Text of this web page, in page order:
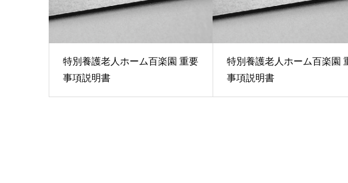
特別養護老人ホーム百楽園 重要
事項説明書
特別養護老人ホーム百楽園
事項説明書